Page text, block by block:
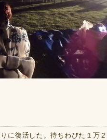
に復活した。待ちわびた１万